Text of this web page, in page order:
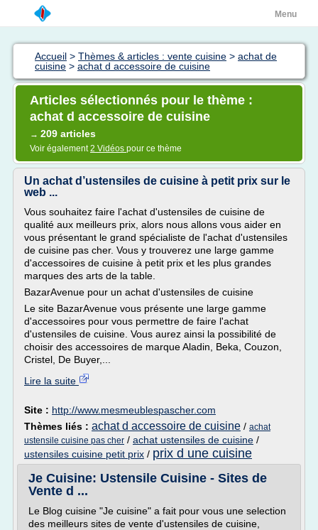
Menu
Accueil > Thèmes & articles : vente cuisine > achat de
cuisine > achat d accessoire de cuisine
Articles sélectionnés pour le thème :
achat d accessoire de cuisine
→ 209 articles
Voir également2 Vidéos pour ce thème
Un achat d’ustensiles de cuisine à petit prix sur le
web ...
Vous souhaitez faire l'achat d'ustensiles de cuisine de
qualité aux meilleurs prix, alors nous allons vous aider en
vous présentant le grand spécialiste de l'achat d'ustensiles
de cuisine pas cher. Vous y trouverez une large gamme
d'accessoires de cuisine à petit prix et les plus grandes
marques des arts de la table.
BazarAvenue pour un achat d'ustensiles de cuisine
Le site BazarAvenue vous présente une large gamme
d'accessoires pour vous permettre de faire l'achat
d'ustensiles de cuisine. Vous aurez ainsi la possibilité de
choisir des accessoires de marque Aladin, Beka, Couzon,
Cristel, De Buyer,...
Lire la suite
Site : http://www.mesmeublespascher.com
Thèmes liés : achat d accessoire de cuisine / achat
ustensile cuisine pas cher / achat ustensiles de cuisine /
ustensiles cuisine petit prix / prix d une cuisine
Je Cuisine: Ustensile Cuisine - Sites de
Vente d ...
Le Blog cuisine "Je cuisine" a fait pour vous une selection
des meilleurs sites de vente d'ustensiles de cuisine,